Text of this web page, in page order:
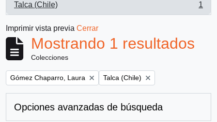
Talca (Chile)
, 1 resultados
1
Imprimir vista previa Cerrar
Mostrando 1 resultados
Colecciones
Remove filter:
Gómez Chaparro, Laura Remove filter:
Talca (Chile)
Opciones avanzadas de búsqueda